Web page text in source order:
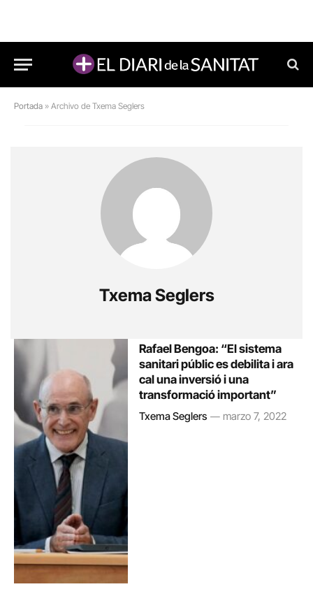
Portada » Archivo de Txema Seglers
Txema Seglers
Rafael Bengoa: “El sistema
sanitari públic es debilita i ara
cal una inversió i una
transformació important”
Txema Seglers marzo 7, 2022